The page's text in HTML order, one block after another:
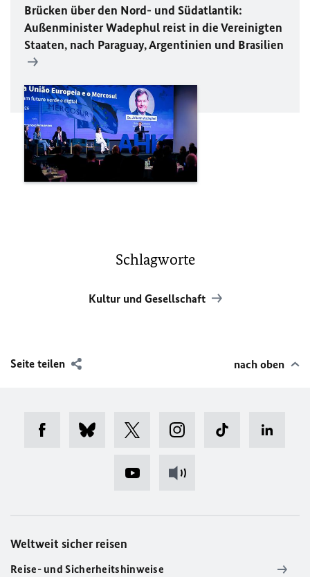
Brücken über den Nord- und Südatlantik:
Außenminister Wadephul reist in die Vereinigten
Staaten, nach Paraguay, Argentinien und Brasilien
Schlagworte
Kultur und Gesellschaft
Seite teilen nach oben
Weltweit sicher reisen
Reise- und Sicherheitshinweise